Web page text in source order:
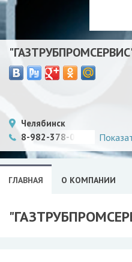
Челябинск
8-982-378-08-08
ГЛАВНАЯ О КОМПАНИИ